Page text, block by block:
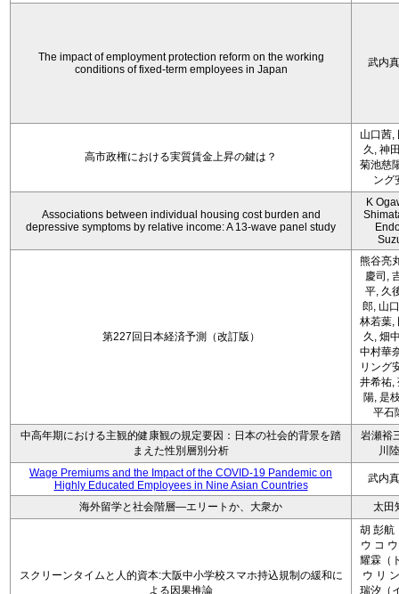
The impact of employment protection reform on the working
conditions of fixed-term employees in Japan
武内
高市政権における実質賃金上昇の鍵は？
山口茜,
久, 神
菊池慈
ング
Associations between individual housing cost burden and
depressive symptoms by relative income: A 13-wave panel study
K
第227回日本経済予測（改訂版）
熊谷亮
慶司,
平, 久
郎, 山
林若葉,
久, 畑
中村華
リング
井希祐,
陽, 是
平石
中高年期における主観的健康観の規定要因：日本の社会的背景を踏
まえた性別層別分析
岩瀬裕
川
Wage Premiums and the Impact of the COVID‑19 Pandemic on
Highly Educated Employees in Nine Asian Countries
武内
海外留学と社会階層―エリートか、大衆か 太田
スクリーンタイムと人的資本:大阪中小学校スマホ持込規制の緩和に
よる因果推論
胡 彭航
ウ コ
耀霖（
ウ リ
瑞汐（